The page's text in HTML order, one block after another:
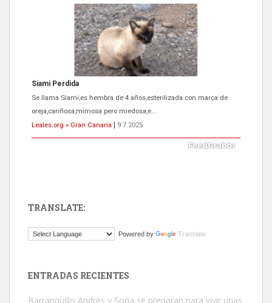
Siami Perdida
Se llama Siami,es hembra de 4 años,esterilizada con marca de
oreja,cariñosa,mimosa pero miedosa,e...
Leales.org » Gran Canaria
9.7.2025
El ayuntamiento se va a llevar a Los Gatos callejeros de la zona los
TRANSLATE:
Powered by Translate
ENTRADAS RECIENTES
Barranquillo Andrés y Soria se preparan para vivir unas